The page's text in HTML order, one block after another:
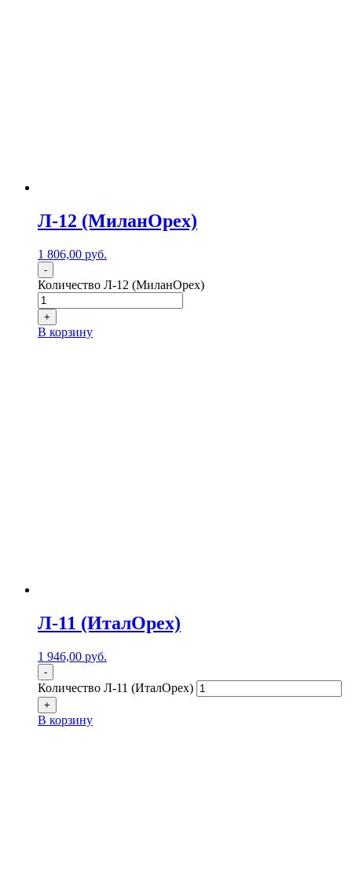
Л-12 (МиланОрех)
1 806,00 руб.
-
Количество Л-12 (МиланОрех)
+
В корзину
Л-11 (ИталОрех)
1 946,00 руб.
-
Количество Л-11 (ИталОрех)
+
В корзину